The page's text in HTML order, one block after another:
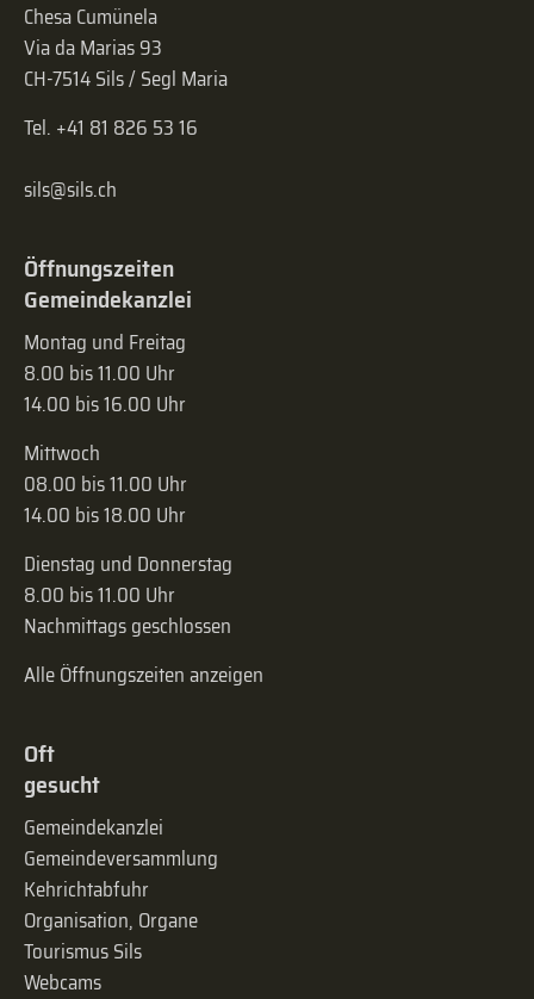
Chesa Cumünela
Via da Marias 93
CH-7514 Sils / Segl Maria
Tel. +41 81 826 53 16
sils@sils.ch
Öffnungszeiten
Gemeindekanzlei
Montag und Freitag
8.00 bis 11.00 Uhr
14.00 bis 16.00 Uhr
Mittwoch
08.00 bis 11.00 Uhr
14.00 bis 18.00 Uhr
Dienstag und Donnerstag
8.00 bis 11.00 Uhr
Nachmittags geschlossen
Alle Öffnungszeiten anzeigen
Oft
gesucht
Gemeindekanzlei
Gemeinde­versammlung
Kehrichtabfuhr
Organisation, Organe
Tourismus Sils
Webcams